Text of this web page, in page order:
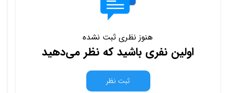
هنوز نظری ثبت نشده
اولین نفری باشید که نظر می‌دهید
ثبت نظر